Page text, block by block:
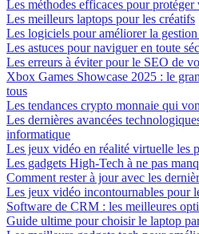
Les méthodes efficaces pour protéger
Les meilleurs laptops pour les créatifs
Les logiciels pour améliorer la
Les astuces pour naviguer en toute
Les erreurs à éviter pour le SEO de
Xbox Games Showcase 2025 : le
tous
Les tendances crypto monnaie qui
Les dernières avancées
informatique
Les jeux vidéo en réalité virtuelle les
Les gadgets High-Tech à ne pas
Comment rester à jour avec les
Les jeux vidéo incontournables pour
Software de CRM : les meilleures
Guide ultime pour choisir le laptop